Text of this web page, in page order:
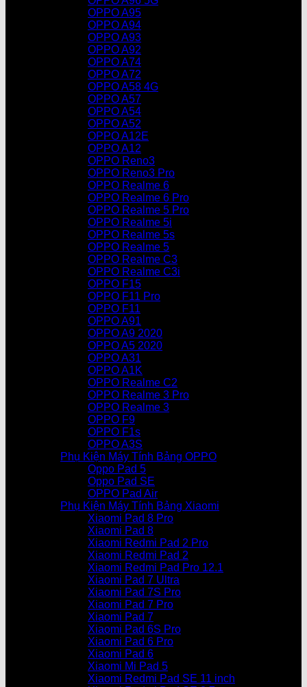
OPPO A95
OPPO A94
OPPO A93
OPPO A92
OPPO A74
OPPO A72
OPPO A58 4G
OPPO A57
OPPO A54
OPPO A52
OPPO A12E
OPPO A12
OPPO Reno3
OPPO Reno3 Pro
OPPO Realme 6
OPPO Realme 6 Pro
OPPO Realme 5 Pro
OPPO Realme 5i
OPPO Realme 5s
OPPO Realme 5
OPPO Realme C3
OPPO Realme C3i
OPPO F15
OPPO F11 Pro
OPPO F11
OPPO A91
OPPO A9 2020
OPPO A5 2020
OPPO A31
OPPO A1K
OPPO Realme C2
OPPO Realme 3 Pro
OPPO Realme 3
OPPO F9
OPPO F1s
OPPO A3S
Phụ Kiện Máy Tính Bảng OPPO
Oppo Pad 5
Oppo Pad SE
OPPO Pad Air
Phụ Kiện Máy Tính Bảng Xiaomi
Xiaomi Pad 8 Pro
Xiaomi Pad 8
Xiaomi Redmi Pad 2 Pro
Xiaomi Redmi Pad 2
Xiaomi Redmi Pad Pro 12.1
Xiaomi Pad 7 Ultra
Xiaomi Pad 7S Pro
Xiaomi Pad 7 Pro
Xiaomi Pad 7
Xiaomi Pad 6S Pro
Xiaomi Pad 6 Pro
Xiaomi Pad 6
Xiaomi Mi Pad 5
Xiaomi Redmi Pad SE 11 inch